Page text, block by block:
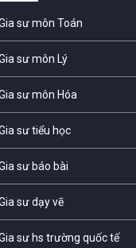
sư môn Toán
sư môn Lý
sư môn Hóa
sư tiểu học
sư báo bài
sư dạy vẽ
sư hs trường quốc tế